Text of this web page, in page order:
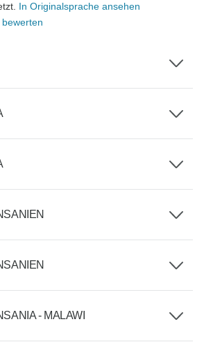
In Originalsprache ansehen
- MALAWI